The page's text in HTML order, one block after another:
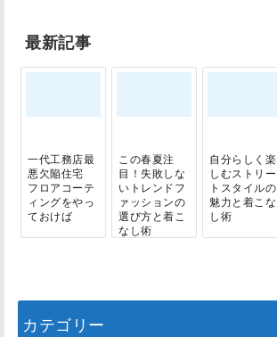
最新記事
一代工務店最
悪欠陥住宅
フロアコーテ
ィングをやっ
ておけば
この春夏注
目！失敗しな
いトレンドフ
ァッションの
選び方と着こ
なし術
自分らしく楽
しむストリー
トスタイルの
魅力と着こな
し術
カテゴリー